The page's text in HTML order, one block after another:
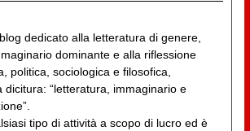
dedicato alla letteratura di genere,
dominante e alla riflessione
politica, sociologica e filosofica,
dicitura: “letteratura, immaginario e
tipo di attività a scopo di lucro ed è